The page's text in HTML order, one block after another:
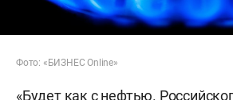
Фото: «БИЗНЕС Online»
«Будет как с нефтью.